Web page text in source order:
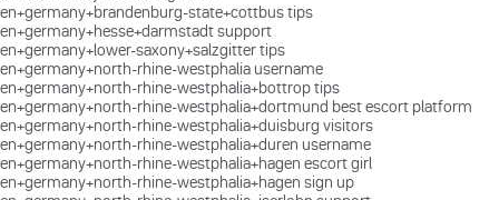
en+germany+brandenburg-state+cottbus tips
en+germany+hesse+darmstadt support
en+germany+lower-saxony+salzgitter tips
en+germany+north-rhine-westphalia username
en+germany+north-rhine-westphalia+bottrop tips
en+germany+north-rhine-westphalia+dortmund best escort platform
en+germany+north-rhine-westphalia+duisburg visitors
en+germany+north-rhine-westphalia+duren username
en+germany+north-rhine-westphalia+hagen escort girl
en+germany+north-rhine-westphalia+hagen sign up